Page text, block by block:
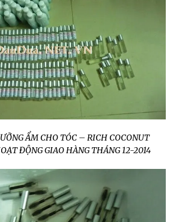
ẨM CHO TÓC – RICH COCONUT
ĐỘNG GIAO HÀNG THÁNG 12-2014